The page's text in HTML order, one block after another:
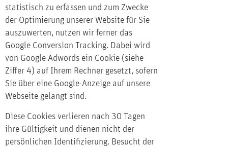
statistisch zu erfassen und zum Zwecke
der Optimierung unserer Website für Sie
auszuwerten, nutzen wir ferner das
Google Conversion Tracking. Dabei wird
von Google Adwords ein Cookie (siehe
Ziffer 4) auf Ihrem Rechner gesetzt, sofern
Sie über eine Google-Anzeige auf unsere
Webseite gelangt sind.
Diese Cookies verlieren nach 30 Tagen
ihre Gültigkeit und dienen nicht der
persönlichen Identifizierung. Besucht der